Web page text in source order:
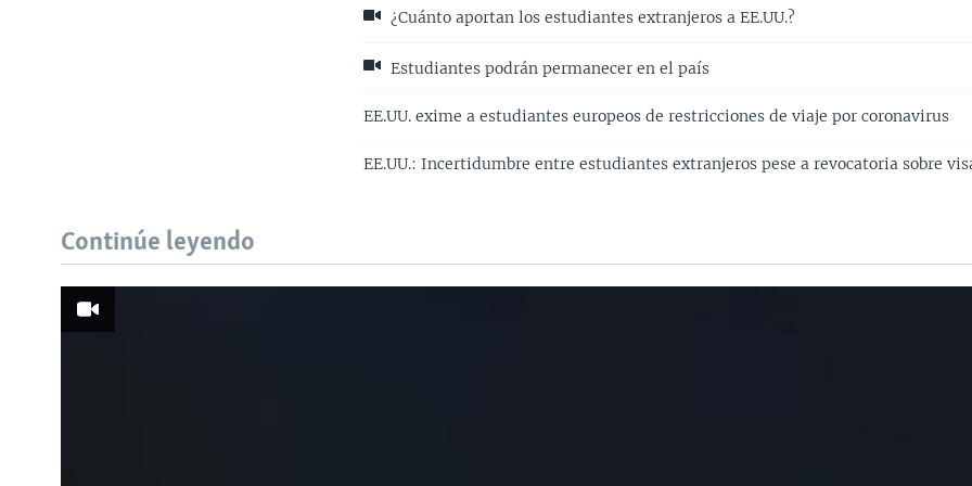
¿Cuánto aportan los estudiantes extranjeros a EE.UU.?
Estudiantes podrán permanecer en el país
EE.UU. exime a estudiantes europeos de restricciones de viaje por coronavirus
EE.UU.: Incertidumbre entre estudiantes extranjeros pese a revocatoria sobre
Continúe leyendo